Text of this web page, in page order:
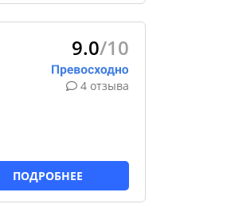
9.0/10
4 отзыва
ПОДРОБНЕЕ